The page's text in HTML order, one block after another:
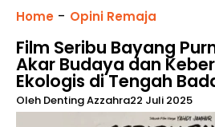
Home - Opini Remaja
Film Seribu Bayang
Akar Budaya dan
Ekologis di Tengah
Oleh Denting Azzahra22 Juli 2025